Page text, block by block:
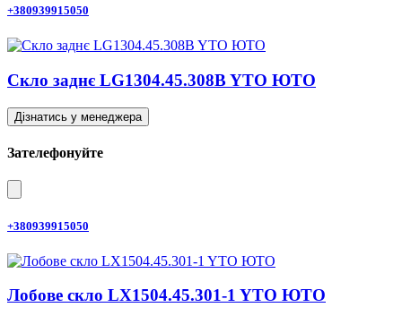
+380939915050
Скло заднє LG1304.45.308B YTO ЮТО
Дізнатись у менеджера
Зателефонуйте
+380939915050
Лобове скло LX1504.45.301-1 YTO ЮТО